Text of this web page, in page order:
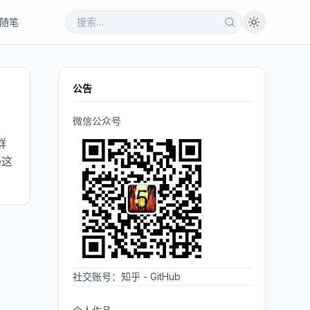
随笔
公告
微信公众号
社交账号： 知乎 - GitHub